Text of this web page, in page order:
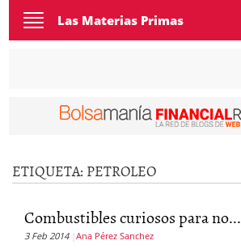
Toggle
navigation
Las Materias Primas
ETIQUETA: PETROLEO
Combustibles curiosos para no...
3 Feb 2014 Ana Pérez Sanchez